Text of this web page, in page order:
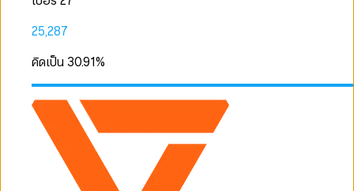
25,287
คิดเป็น 30.91%